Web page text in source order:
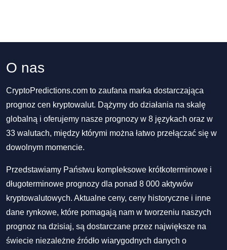
O nas
CryptoPredictions.com to zaufana marka dostarczająca
prognoz cen kryptowalut. Dążymy do działania na skalę
globalną i oferujemy nasze prognozy w 8 językach oraz w
33 walutach, między którymi można łatwo przełączać się w
dowolnym momencie.
Przedstawiamy Państwu kompleksowe krótkoterminowe i
długoterminowe prognozy dla ponad 8 000 aktywów
kryptowalutowych. Aktualne ceny, ceny historyczne i inne
dane rynkowe, które pomagają nam w tworzeniu naszych
prognoz na dzisiaj, są dostarczane przez największe na
świecie niezależne źródło wiarygodnych danych o